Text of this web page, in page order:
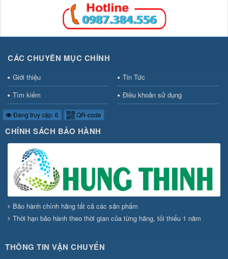
CÁC CHUYÊN MỤC CHÍNH
Giới thiệu
Tin Tức
Tìm kiếm
Điều khoản sử dụng
Đang truy cập: 6 QR-code
CHÍNH SÁCH BẢO HÀNH
Bảo hành chính hãng tất cả các sản phẩm
Thời hạn bảo hành theo thời gian của từng hãng, tối thiểu 1 năm
THÔNG TIN VẬN CHUYỂN